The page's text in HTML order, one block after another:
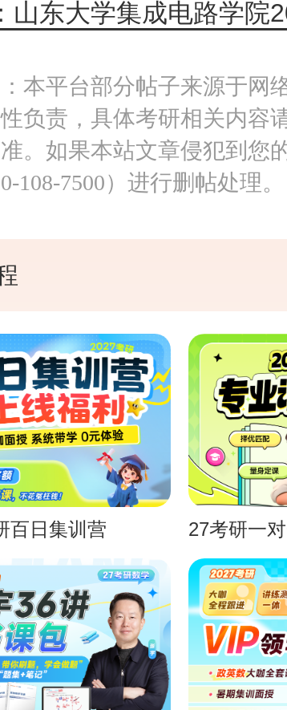
本平台部分帖子来源于网
负责，具体考研相关内容
。如果本站文章侵犯到您
108-7500）进行删帖处理。
百日集训营 27考研一